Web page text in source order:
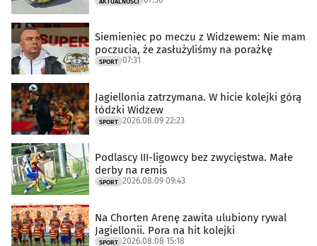
AKTUALNOŚCI
Siemieniec po meczu z Widzewem: Nie mam
poczucia, że zasłużyliśmy na porażkę
SPORT 07:31
Jagiellonia zatrzymana. W hicie kolejki górą
łódzki Widzew
SPORT 2026.08.09 22:23
Podlascy III-ligowcy bez zwycięstwa. Małe
derby na remis
SPORT 2026.08.09 09:43
Na Chorten Arenę zawita ulubiony rywal
Jagiellonii. Pora na hit kolejki
SPORT 2026.08.08 15:18